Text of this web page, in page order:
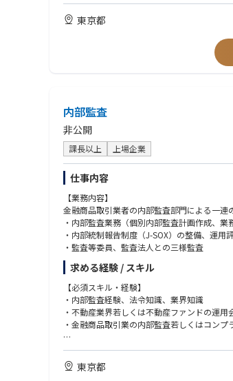
・複数案件を通じた提供価値の整理と、導入
・金融機関内外のステークホルダーとの調整
・現場で得られた課題の整理とプロダクト改
├ バックエンドエンジニア：7名
├ フロントエンドエンジニア：3名
├ ビジネス：3名
├ 審査：3名
├ デザイナー：1名
└ アドミン：1名
❚ このポジションだから得られるキャリア・
これまで金融機関や関連領域で培ってきた知
単なるプロジェクト推進に留まらず、金融
また、銀行の審査・モニタリングといった
できる環境です。
本取り組みを通じて、従来の金融では資金
❚ コミュニケーション環境
・コラボレーション：Slack
・オンラインミーティング：Google meet /
・業務基盤ツール：Google Workspace /
・ナレッジ管理：Notion
・審査、融資、モニタリング、法人営業など
・エンタープライズ向けプロダクトの導入経
・BizDev、アライアンス、事業開発などの経験
・事業やサービスの立ち上げ、またはグロ
・AI/機械学習プロダクトに関する基礎理解
・既に整理された課題だけでなく、曖昧な状
・スピード感のある環境で、自ら考え行動し
・職種や立場を越え、他者とのコミュニケー
・自身の専門性を磨きながら、S役割の枠を
・変化を前向きに捉え、学び続けながらやり
東京都
内部監査
非公開
課長以上 上場企業
仕事内容
【業務内容】
金融商品取引業者の内部監査部門による一連
・内部監査業務（個別内部監査計画作成、
・内部統制報告制度（J-SOX）の整備、運用
・監査等委員、監査法人との三様監査
求める経験 / スキル
【必須スキル・経験】
・内部監査経験、法令知識、業界知識
・不動産業界若しくは不動産ファンドの運用
・金融商品取引業の内部監査若しくはコンプ
【歓迎スキル・経験】
・宅地建物取引士資格
・監査法人での会計監査経験
東京都